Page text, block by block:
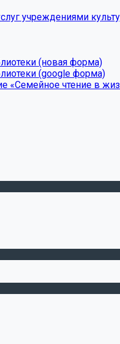
учреждениями
(новая форма)
(google форма)
«Семейное чтение в